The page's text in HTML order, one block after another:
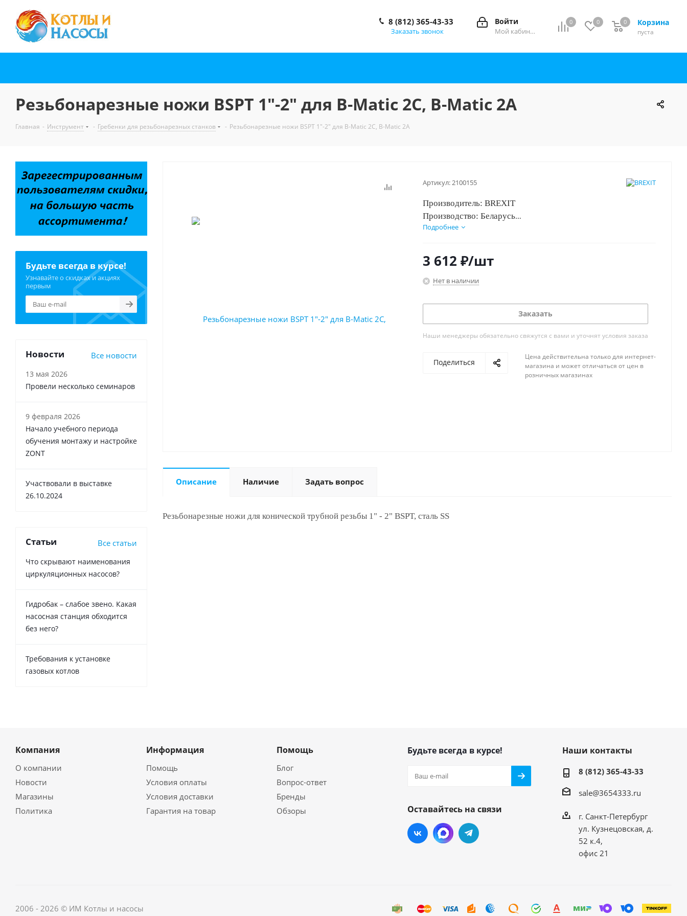
0 0 Корзина
0
пуста
0
Войти
Мой кабинет
8 (812) 365-43-33
Заказать звонок
Резьбонарезные ножи BSPT 1"-2" для B-Matic 2C, B-Matic 2A
Главная - Инструмент - Гребенки для резьбонарезных станков - Резьбонарезные ножи BSPT 1"-2" для B-Matic 2C, B-Matic 2A
Артикул:2100155
Производитель: BREXIT
Производство: Беларусь
Гарантия: 12 месяцев
Диаметр, мм: 26/34 - 50/60
Диаметр, дюйм: 1 - 2
Профиль, мм: 27x9,5
Тип резьбы: BSPT
Подробнее
3 612 ₽/шт
Нет в наличии
Заказать
Наши менеджеры обязательно свяжутся с вами и уточнят условия заказа
Поделиться
Цена действительна только для интернет-
магазина и может отличаться от цен в
розничных магазинах
Описание Наличие Задать вопрос
Резьбонарезные ножи для конической трубной резьбы 1" - 2" BSPT, сталь SS
Будьте всегда в курсе!
Узнавайте о скидках и акциях
первым
Новости Все новости
13 мая 2026
Провели несколько семинаров
9 февраля 2026
Начало учебного периода
обучения монтажу и настройке
ZONT
Участвовали в выставке
26.10.2024
Статьи Все статьи
Что скрывают наименования
циркуляционных насосов?
Гидробак – слабое звено. Какая
насосная станция обходится
без него?
Требования к установке
газовых котлов
Компания
О компании
Новости
Магазины
Политика
Информация
Помощь
Условия оплаты
Условия доставки
Гарантия на товар
Помощь
Блог
Вопрос-ответ
Бренды
Обзоры
Будьте всегда в курсе!
Оставайтесь на связи
Наши контакты
8 (812) 365-43-33
sale@3654333.ru
г. Санкт-Петербург
ул. Кузнецовская, д.
52 к.4,
офис 21
2006 - 2026 © ИМ Котлы и насосы